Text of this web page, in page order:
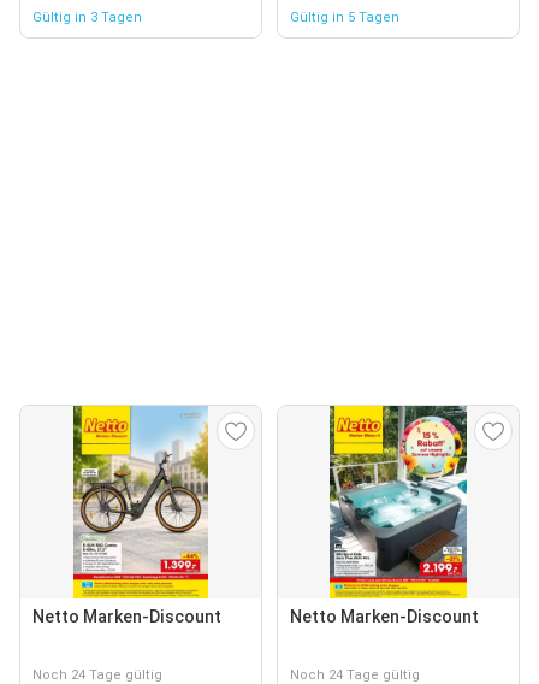
Gültig in 3 Tagen Gültig in 5 Tagen
Netto Marken-Discount
Noch 24 Tage gültig
Netto Marken-Discount
Noch 24 Tage gültig